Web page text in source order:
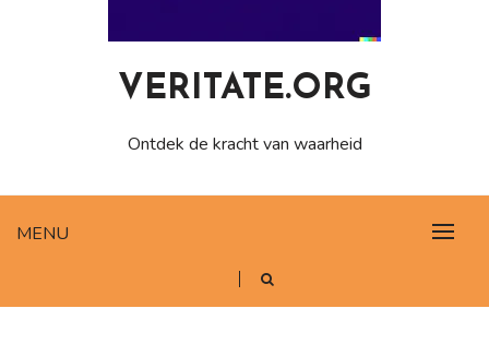
MENU
VERITATE.ORG
Ontdek de kracht van waarheid